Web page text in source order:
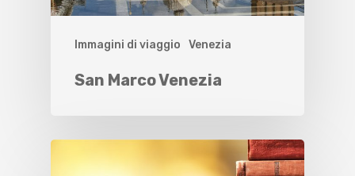
Immagini di viaggio Venezia
San Marco Venezia